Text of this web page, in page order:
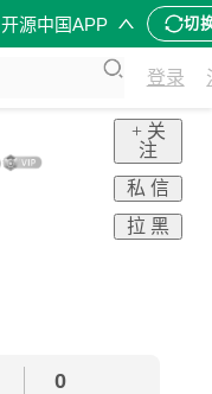
开源中国APP 切
登录
+ 关
注
私 信
拉 黑
0